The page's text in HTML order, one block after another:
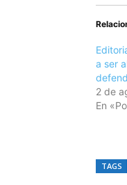
g
a
n
d
o
.
a ser
2 de
En
TAGS